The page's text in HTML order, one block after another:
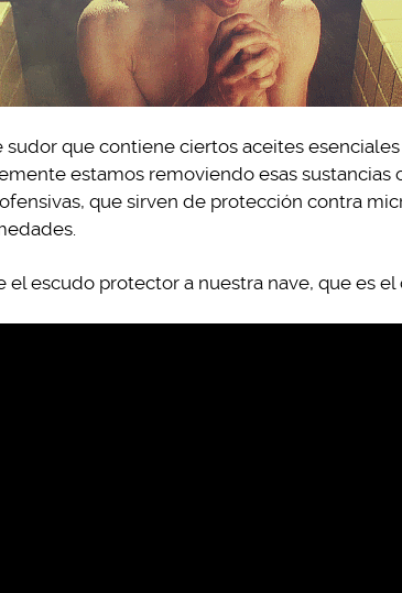
que contiene ciertos aceites
estamos removiendo esas sustancias
que sirven de protección contra
el escudo protector a nuestra nave, que es el